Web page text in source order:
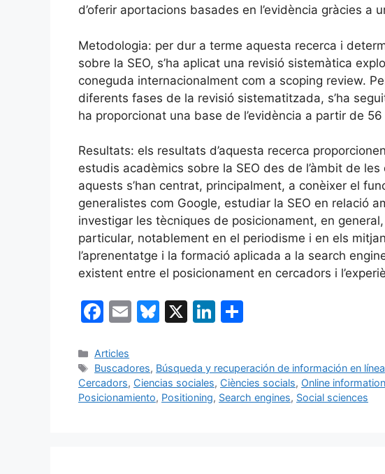
d’oferir aportacions basades en l’evidència gràcies a
Metodologia: per dur a terme aquesta recerca i
sobre la SEO, s’ha aplicat una revisió sistemàtica
coneguda internacionalment com a scoping review.
diferents fases de la revisió sistematitzada, s’ha
ha proporcionat una base de l’evidència a partir de
Resultats: els resultats d’aquesta recerca
estudis acadèmics sobre la SEO des de l’àmbit de
aquests s’han centrat, principalment, a conèixer el
generalistes com Google, estudiar la SEO en relació
investigar les tècniques de posicionament, en
particular, notablement en el periodisme i en els
l’aprenentatge i la formació aplicada a la search
existent entre el posicionament en cercadors i
F
c
e
b
E
l
Bl
s
k
X
Li
e
dI
p
ar
Categories
Articles
Etiquetes
Buscadores, Búsqueda y recuperación de información en línea
Cercadors, Ciencias sociales, Ciències socials, Online
Posicionamiento, Positioning, Search engines, Social sciences